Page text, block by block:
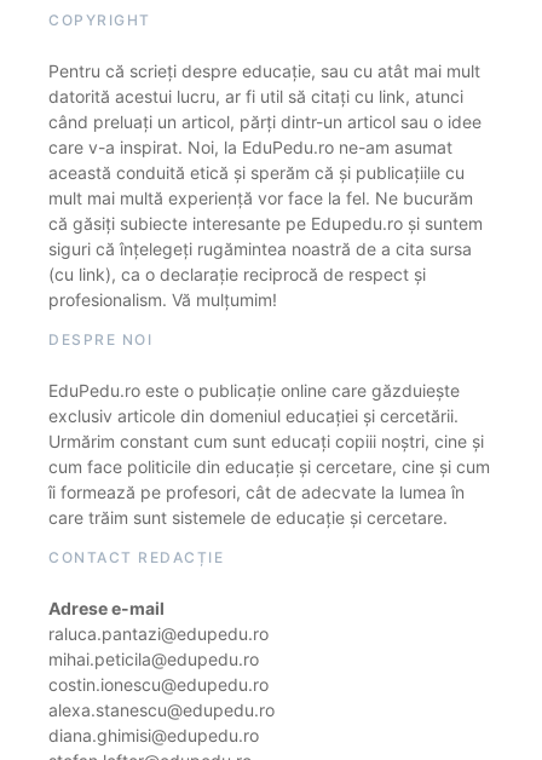
COPYRIGHT
Pentru că scrieți despre educație, sau cu atât mai mult
datorită acestui lucru, ar fi util să citați cu link, atunci
când preluați un articol, părți dintr-un articol sau o idee
care v-a inspirat. Noi, la EduPedu.ro ne-am asumat
această conduită etică și sperăm că și publicațiile cu
mult mai multă experiență vor face la fel. Ne bucurăm
că găsiți subiecte interesante pe Edupedu.ro și suntem
siguri că înțelegeți rugămintea noastră de a cita sursa
(cu link), ca o declarație reciprocă de respect și
profesionalism. Vă mulțumim!
DESPRE NOI
EduPedu.ro este o publicație online care găzduiește
exclusiv articole din domeniul educației și cercetării.
Urmărim constant cum sunt educați copiii noștri, cine și
cum face politicile din educație și cercetare, cine și cum
îi formează pe profesori, cât de adecvate la lumea în
care trăim sunt sistemele de educație și cercetare.
CONTACT REDACȚIE
Adrese e-mail
raluca.pantazi@edupedu.ro
mihai.peticila@edupedu.ro
costin.ionescu@edupedu.ro
alexa.stanescu@edupedu.ro
diana.ghimisi@edupedu.ro